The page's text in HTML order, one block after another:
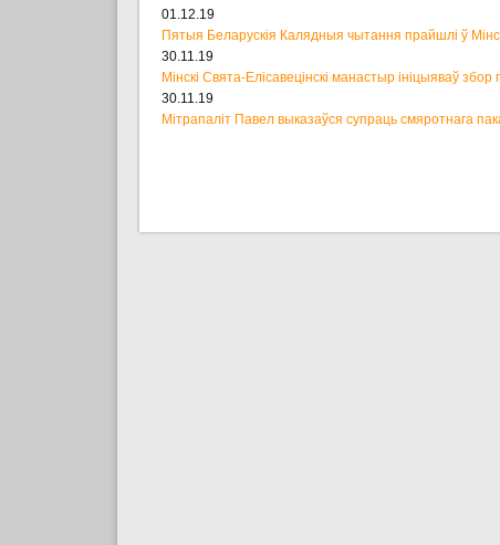
01.12.19
Пятыя Беларускія Калядныя чытання прайшлі ў
30.11.19
Мінскі Свята-Елісавецінскі манастыр ініцыяваў
30.11.19
Мітрапаліт Павел выказаўся супраць смяротнага